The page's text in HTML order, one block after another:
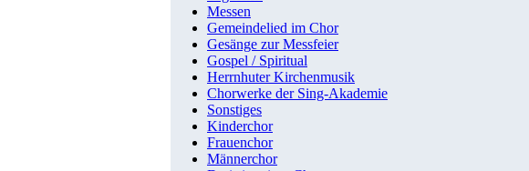
Messen
Gemeindelied im Chor
Gesänge zur Messfeier
Gospel / Spiritual
Herrnhuter Kirchenmusik
Chorwerke der Sing-Akademie
Sonstiges
Kinderchor
Frauenchor
Männerchor